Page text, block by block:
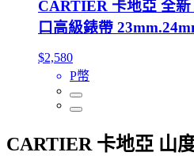
CARTIER 卡地亞 全新
口高級錶帶
$2,580
P幣
CARTIER 卡地亞 山